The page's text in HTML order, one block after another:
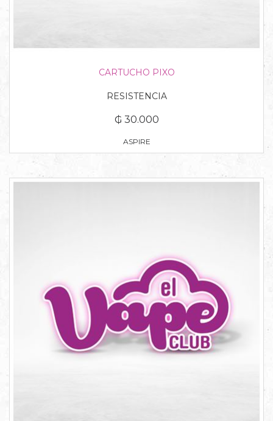
CARTUCHO PIXO
RESISTENCIA
₲ 30.000
ASPIRE